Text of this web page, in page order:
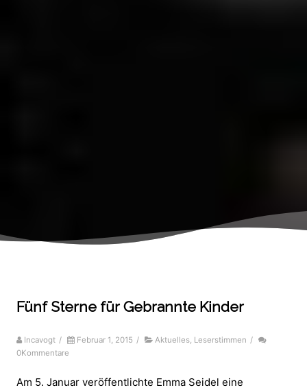
Fünf Sterne für Gebrannte Kinder
Incavogt / Februar 1, 2015 / Aktuelles, Leserstimmen /
0Kommentare
Am 5. Januar veröffentlichte Emma Seidel eine